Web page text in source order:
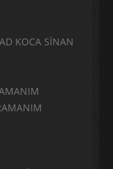
KOCA SİNAN